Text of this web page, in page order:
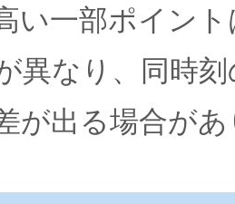
い一部ポイン
異なり、同時
が出る場合が